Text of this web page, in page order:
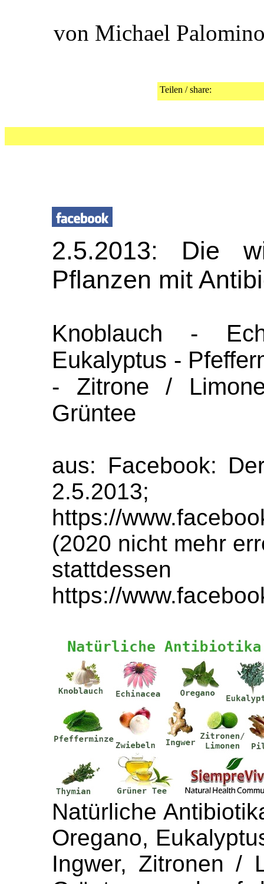
von Michael
Teilen / share:
2.5.2013: Die
Pflanzen mit
Knoblauch -
Eukalyptus -
- Zitrone /
Grüntee
aus: Facebook:
2.5.2013;
https://
(2020 nicht mehr
https://
Natürliche
Oregano,
Ingwer, Zitronen /